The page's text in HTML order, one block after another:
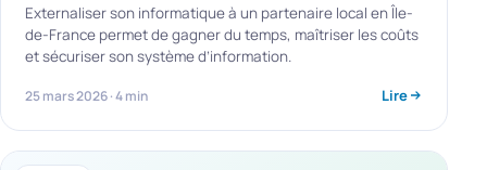
Externaliser son informatique à un partenaire local en Île-
de-France permet de gagner du temps, maîtriser les coûts
et sécuriser son système d’information.
25 mars 2026 · 4 min Lire